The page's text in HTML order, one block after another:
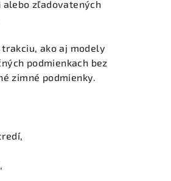
alebo zľadovatených
ako aj modely
podmienkach bez
zimné podmienky.